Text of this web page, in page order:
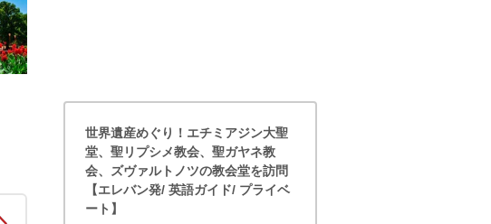
世界遺産めぐり！エチミアジン大聖
堂、聖リプシメ教会、聖ガヤネ教
会、ズヴァルトノツの教会堂を訪問
【エレバン発/ 英語ガイド/ プライベ
ート】